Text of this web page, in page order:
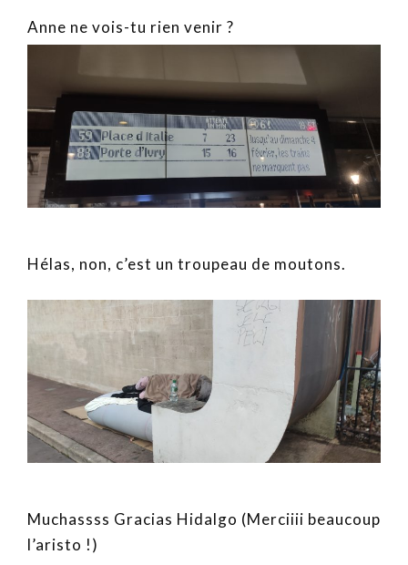
Anne ne vois-tu rien venir ?
Hélas, non, c’est un troupeau de moutons.
Muchassss Gracias Hidalgo (Merciiii beaucoup
l’aristo !)